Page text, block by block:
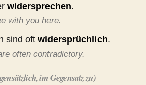
widersprechen.
with you here.
sind oft widersprüchlich.
often contradictory.
im Gegensatz zu)